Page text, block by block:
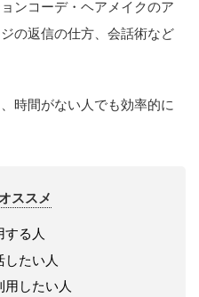
ンコーデ・ヘアメイクのア
の返信の仕方、会話術など
時間がない人でも効率的に
ススメ
る人
たい人
したい人